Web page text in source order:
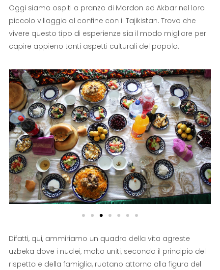
Oggi siamo ospiti a pranzo di Mardon ed Akbar nel loro
piccolo villaggio al confine con il Tajikistan. Trovo che
vivere questo tipo di esperienze sia il modo migliore per
capire appieno tanti aspetti culturali del popolo.
Difatti, qui, ammiriamo un quadro della vita agreste
uzbeka dove i nuclei, molto uniti, secondo il principio del
rispetto e della famiglia, ruotano attorno alla figura del